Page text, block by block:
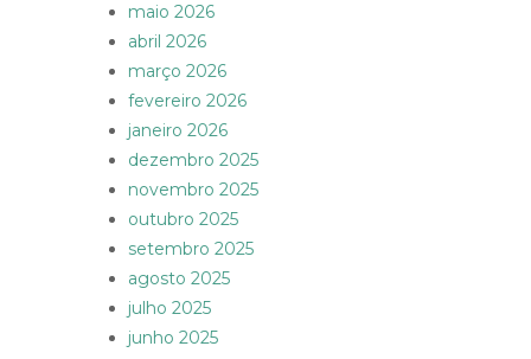
maio 2026
abril 2026
março 2026
fevereiro 2026
janeiro 2026
dezembro 2025
novembro 2025
outubro 2025
setembro 2025
agosto 2025
julho 2025
junho 2025